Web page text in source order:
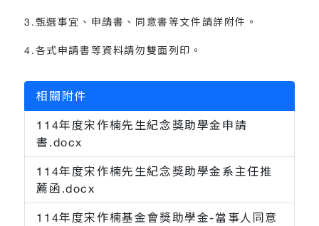
3.甄選事宜、申請書、同意書等文件請詳附件。
4.各式申請書等資料請勿雙面列印。
相關附件
114年度宋作楠先生紀念獎助學金申請
書.docx
114年度宋作楠先生紀念獎助學金系主任推
薦函.docx
114年度宋作楠基金會獎助學金-當事人同意